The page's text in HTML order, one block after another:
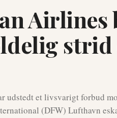
Airlines
strid
udstedt et livsvarigt forbud
(DFW) Lufthavn